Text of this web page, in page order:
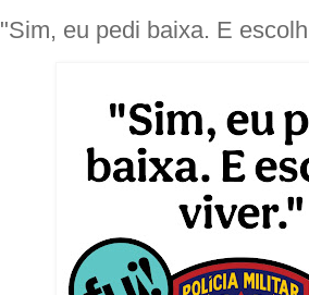
"Sim, eu pedi baixa. E